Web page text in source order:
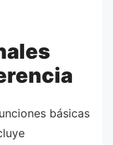
básicas